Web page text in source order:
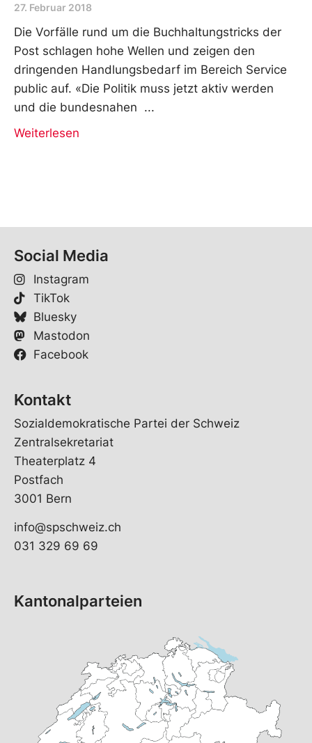
27. Februar 2018
Die Vorfälle rund um die Buchhaltungstricks der
Post schlagen hohe Wellen und zeigen den
dringenden Handlungsbedarf im Bereich Service
public auf. «Die Politik muss jetzt aktiv werden
und die bundesnahen
Weiterlesen
Social Media
Instagram
TikTok
Bluesky
Mastodon
Facebook
Kontakt
Sozialdemokratische Partei der Schweiz
Zentralsekretariat
Theaterplatz 4
Postfach
3001 Bern
info@spschweiz.ch
031 329 69 69
Kantonalparteien